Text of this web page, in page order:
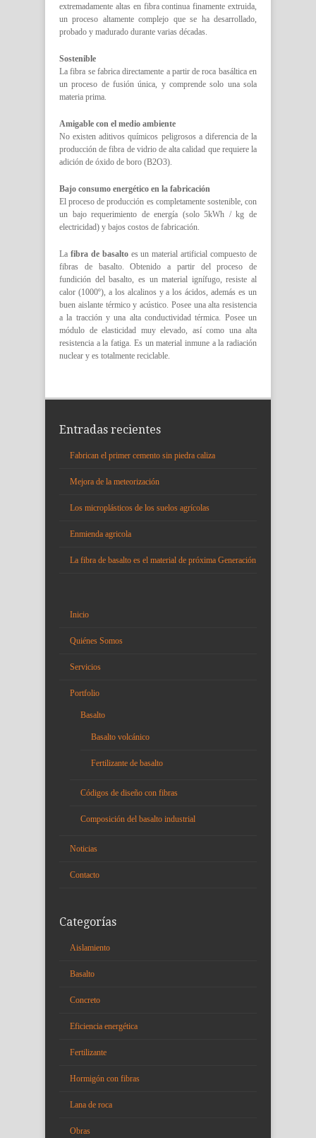
extremadamente altas en fibra continua finamente extruida,
un proceso altamente complejo que se ha desarrollado,
probado y madurado durante varias décadas.
Sostenible
La fibra se fabrica directamente a partir de roca basáltica en
un proceso de fusión única, y comprende solo una sola
materia prima.
Amigable con el medio ambiente
No existen aditivos químicos peligrosos a diferencia de la
producción de fibra de vidrio de alta calidad que requiere la
adición de óxido de boro (B2O3).
Bajo consumo energético en la fabricación
El proceso de producción es completamente sostenible, con
un bajo requerimiento de energía (solo 5kWh / kg de
electricidad) y bajos costos de fabricación.
La fibra de basaltoes un material artificial compuesto de
fibras de basalto. Obtenido a partir del proceso de
fundición del basalto, es un material ignífugo, resiste al
calor (1000º), a los alcalinos y a los ácidos, además es un
buen aislante térmico y acústico. Posee una alta resistencia
a la tracción y una alta conductividad térmica. Posee un
módulo de elasticidad muy elevado, así como una alta
resistencia a la fatiga. Es un material inmune a la radiación
nuclear y es totalmente reciclable.
Entradas recientes
Fabrican el primer cemento sin piedra caliza
Mejora de la meteorización
Los microplásticos de los suelos agrícolas
Enmienda agricola
La fibra de basalto es el material de próxima Generación
Inicio
Quiénes Somos
Servicios
Portfolio
Basalto
Basalto volcánico
Fertilizante de basalto
Códigos de diseño con fibras
Composición del basalto industrial
Noticias
Contacto
Categorías
Aislamiento
Basalto
Concreto
Eficiencia energética
Fertilizante
Hormigón con fibras
Lana de roca
Obras